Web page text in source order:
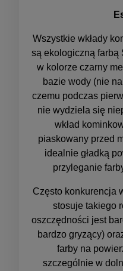
Wszystkie wkłady
są ekologiczną
w kolorze czarny
bazie wody (nie
czemu podczas
nie wydziela się
wkład
piaskowany przed
idealnie gładką
przyleganie
Często konkurencja
stosuje takiego
oszczędności jest
bardzo gryzący)
farby na
szczególnie w